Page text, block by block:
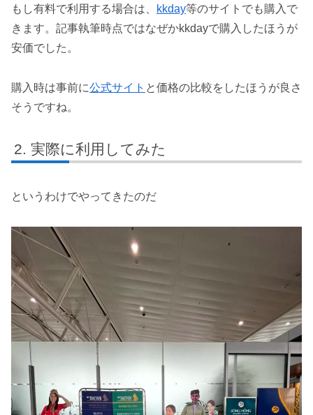
もし有料で利用する場合は、 kkday等のサイトでも購入で
きます。記事執筆時点ではなぜかkkdayで購入したほうが
安価でした。
購入時は事前に公式サイト と価格の比較をしたほうが良さ
そうですね。
実際に利用してみた
というわけでやってきたのだ